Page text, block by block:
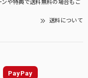
や特典で送料無料の場合もご
送料について
PayPay